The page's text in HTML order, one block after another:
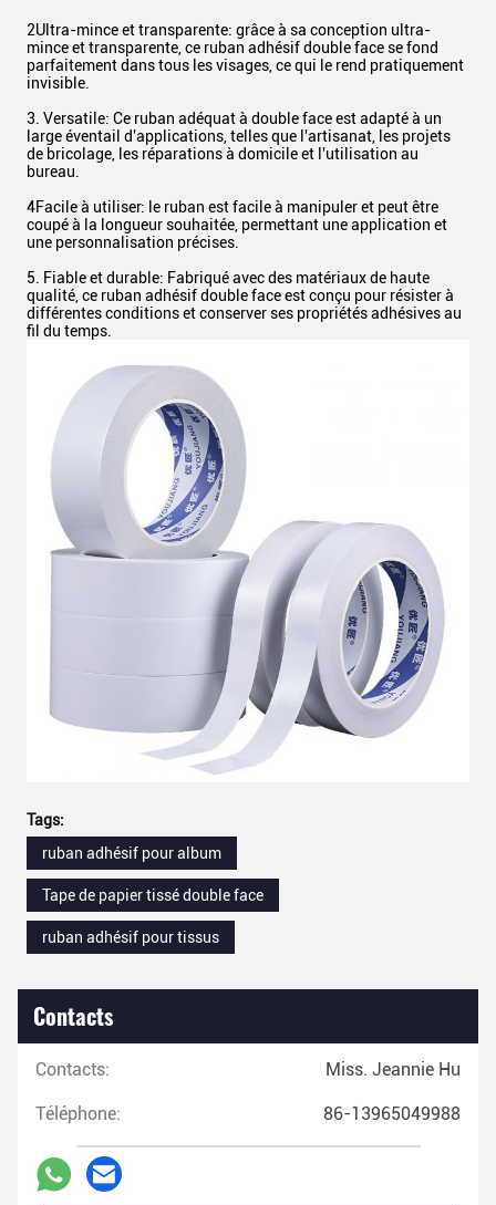
2Ultra-mince et transparente: grâce à sa conception ultra-
mince et transparente, ce ruban adhésif double face se fond
parfaitement dans tous les visages, ce qui le rend pratiquement
invisible.
3. Versatile: Ce ruban adéquat à double face est adapté à un
large éventail d'applications, telles que l'artisanat, les projets
de bricolage, les réparations à domicile et l'utilisation au
bureau.
4Facile à utiliser: le ruban est facile à manipuler et peut être
coupé à la longueur souhaitée, permettant une application et
une personnalisation précises.
5. Fiable et durable: Fabriqué avec des matériaux de haute
qualité, ce ruban adhésif double face est conçu pour résister à
différentes conditions et conserver ses propriétés adhésives au
fil du temps.
Tags:
ruban adhésif pour album
Tape de papier tissé double face
ruban adhésif pour tissus
Contacts
Contacts: Miss. Jeannie Hu
Téléphone: 86-13965049988